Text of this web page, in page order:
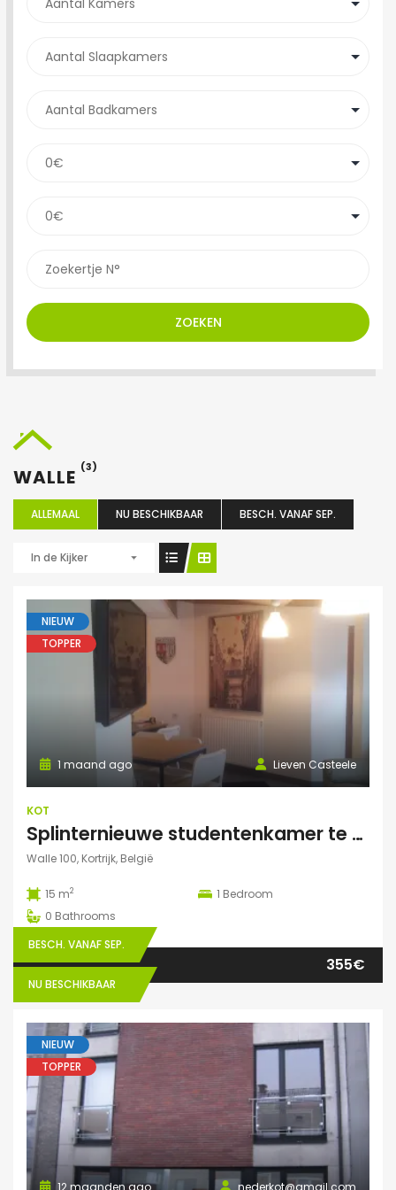
ZOEKEN
WALLE (3)
ALLEMAAL NU BESCHIKBAAR BESCH. VANAF SEP.
In de Kijker
NIEUW
TOPPER
Lieven Casteele
1 maand ago
KOT
Splinternieuwe studentenkamer te huur in authentiek herenhuis
Walle 100, Kortrijk, België
15 m2 1 Bedroom
0 Bathrooms
BESCH. VANAF SEP.
NU BESCHIKBAAR
355€
NIEUW
TOPPER